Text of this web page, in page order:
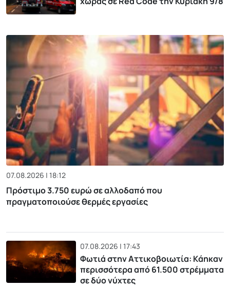
07.08.2026 | 18:12
Πρόστιμο 3.750 ευρώ σε αλλοδαπό που
πραγματοποιούσε θερμές εργασίες
07.08.2026 | 17:43
Φωτιά στην Αττικοβοιωτία: Kάηκαν
περισσότερα από 61.500 στρέμματα
σε δύο νύχτες